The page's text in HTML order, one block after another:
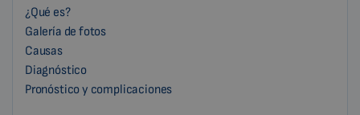
¿Qué es?
Galería de fotos
Causas
Diagnóstico
Pronóstico y complicaciones